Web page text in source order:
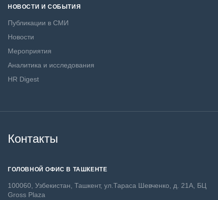
НОВОСТИ И СОБЫТИЯ
Публикации в СМИ
Новости
Мероприятия
Аналитика и исследования
HR Digest
Контакты
ГОЛОВНОЙ ОФИС В ТАШКЕНТЕ
100060, Узбекистан, Ташкент, ул.Тараса Шевченко, д. 21А, БЦ
Gross Plaza